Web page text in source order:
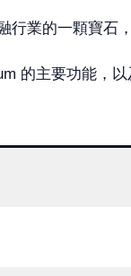
行業的一顆寶石
的主要功能，以